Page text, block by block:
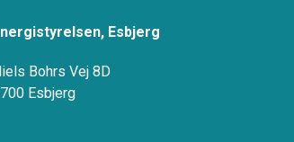
Esbjerg
Bohrs Vej 8D
Esbjerg